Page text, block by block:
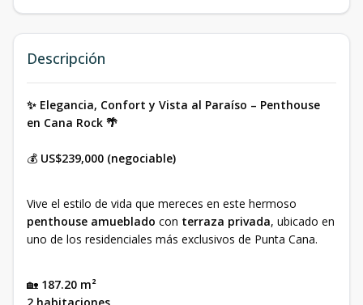
Descripción
✨ Elegancia, Confort y Vista al Paraíso – Penthouse
en Cana Rock 🌴
💰 US$239,000 (negociable)
Vive el estilo de vida que mereces en este hermoso
penthouse amueblado con terraza privada, ubicado en
uno de los residenciales más exclusivos de Punta Cana.
🏡 187.20 m²